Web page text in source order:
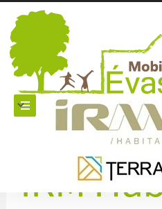
Mobil-
IRM